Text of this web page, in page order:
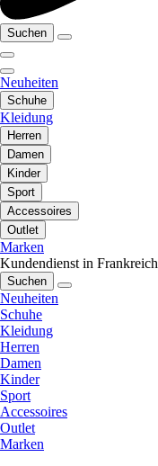
Suchen
Neuheiten
Schuhe
Kleidung
Herren
Damen
Kinder
Sport
Accessoires
Outlet
Marken
Kundendienst in Frankreich
Suchen
Neuheiten
Schuhe
Kleidung
Herren
Damen
Kinder
Sport
Accessoires
Outlet
Marken